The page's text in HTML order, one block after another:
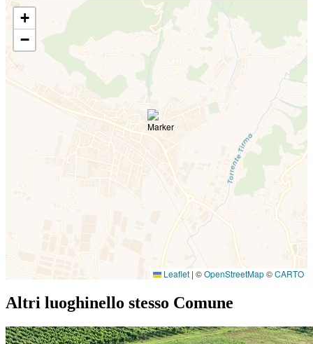
+
−
Leaflet | ©OpenStreetMap©CARTO
Altri luoghinello stesso Comune